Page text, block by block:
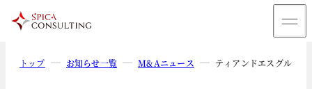
トップ お知らせ一覧 M&Aニュース ティアンドエスグルー